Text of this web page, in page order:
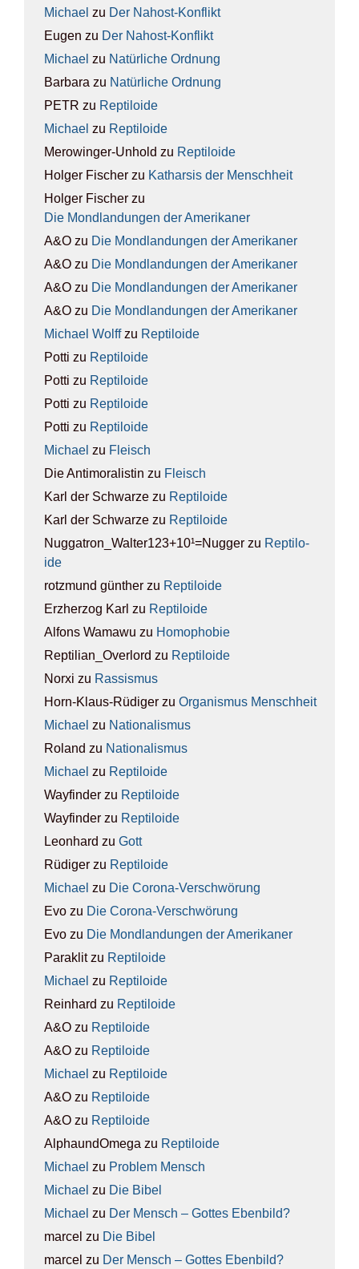
Michael zu Der Nah­ost-Kon­flikt
Eugen zu Der Nah­ost-Kon­flikt
Michael zu Natür­li­che Ord­nung
Barbara zu Natür­li­che Ord­nung
PETR zu Rep­ti­lo­ide
Michael zu Rep­ti­lo­ide
Merowinger-Unhold zu Rep­ti­lo­ide
Holger Fischer zu Kathar­sis der Mensch­heit
Holger Fischer zu
Die Mond­lan­dun­gen der Ame­ri­ka­ner
A&O zu Die Mond­lan­dun­gen der Ame­ri­ka­ner
A&O zu Die Mond­lan­dun­gen der Ame­ri­ka­ner
A&O zu Die Mond­lan­dun­gen der Ame­ri­ka­ner
A&O zu Die Mond­lan­dun­gen der Ame­ri­ka­ner
Michael Wolffzu Rep­ti­lo­ide
Potti zu Rep­ti­lo­ide
Potti zu Rep­ti­lo­ide
Potti zu Rep­ti­lo­ide
Potti zu Rep­ti­lo­ide
Michael zu Fleisch
Die Antimoralistin zu Fleisch
Karl der Schwarze zu Rep­ti­lo­ide
Karl der Schwarze zu Rep­ti­lo­ide
Nuggatron_Walter123+10¹=Nugger zu Rep­ti­lo­
ide
rotzmund günther zu Rep­ti­lo­ide
Erzherzog Karl zu Rep­ti­lo­ide
Alfons Wamawu zu Homo­pho­bie
Reptilian_Overlord zu Rep­ti­lo­ide
Norxi zu Ras­sis­mus
Horn-Klaus-Rüdiger zu Orga­nis­mus Mensch­heit
Michael zu Natio­na­lis­mus
Roland zu Natio­na­lis­mus
Michael zu Rep­ti­lo­ide
Wayfinder zu Rep­ti­lo­ide
Wayfinder zu Rep­ti­lo­ide
Leonhard zu Gott
Rüdiger zu Rep­ti­lo­ide
Michael zu Die Coro­na-Ver­schwö­rung
Evo zu Die Coro­na-Ver­schwö­rung
Evo zu Die Mond­lan­dun­gen der Ame­ri­ka­ner
Paraklitzu Rep­ti­lo­ide
Michael zu Rep­ti­lo­ide
Reinhard zu Rep­ti­lo­ide
A&O zu Rep­ti­lo­ide
A&O zu Rep­ti­lo­ide
Michael zu Rep­ti­lo­ide
A&O zu Rep­ti­lo­ide
A&O zu Rep­ti­lo­ide
AlphaundOmega zu Rep­ti­lo­ide
Michael zu Pro­blem Mensch
Michael zu Die Bibel
Michael zu Der Mensch – Got­tes Eben­bild?
marcel zu Die Bibel
marcel zu Der Mensch – Got­tes Eben­bild?